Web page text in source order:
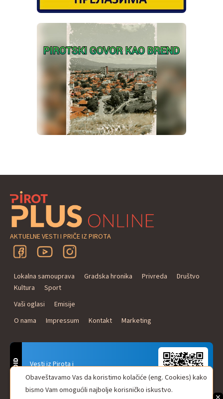
AKTUELNE VESTI I PRIČE IZ PIROTA
Lokalna samouprava Gradska hronika Privreda
Društvo
Kultura
Sport
Vaši oglasi
Emisije
O nama
Impressum Kontakt Marketing
Vesti iz Pirota i
Naxi Plus Radio
Uvek u Vašem džepu!
ANDROID Obaveštavamo Vas da koristimo kolačiće (eng. Cookies) kako
bismo Vam omogućili najbolje korisničko iskustvo.